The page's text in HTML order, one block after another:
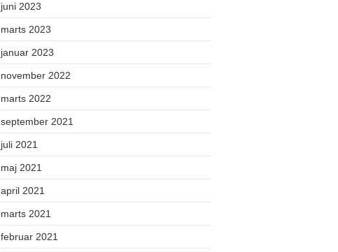
juni 2023
marts 2023
januar 2023
november 2022
marts 2022
september 2021
juli 2021
maj 2021
april 2021
marts 2021
februar 2021